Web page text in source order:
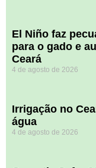
El Niño faz
para o gado e
Ceará
4 de agosto de 2026
Irrigação no
água
4 de agosto de 2026